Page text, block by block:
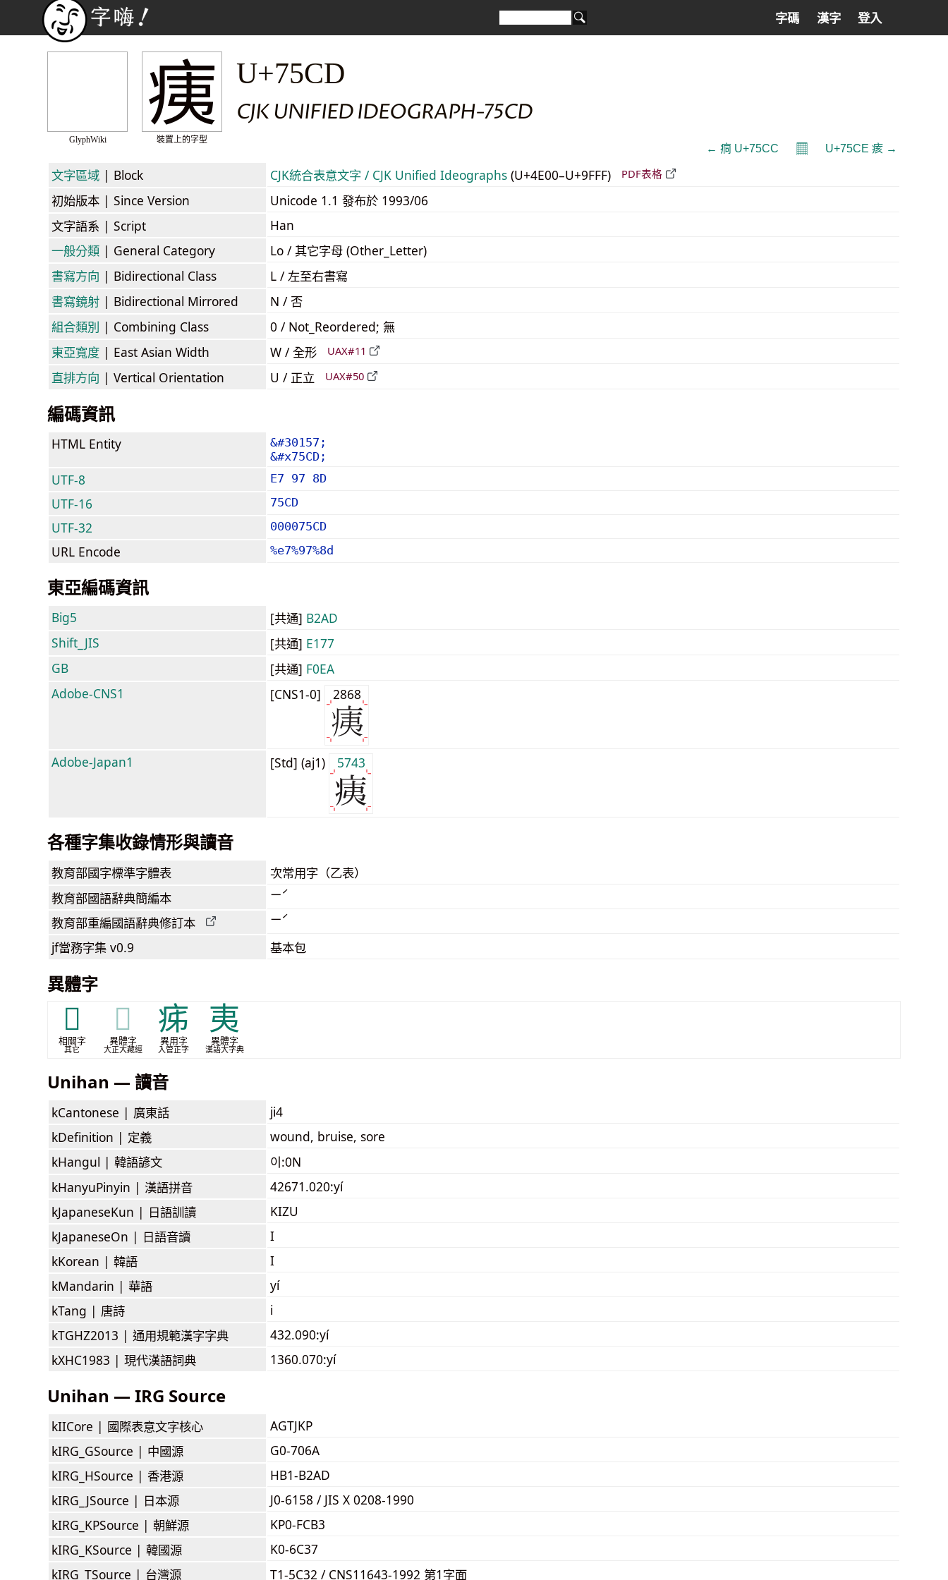
字碼 漢字 登入
GlyphWiki
痍
裝置上的字型
U+75CD
CJK UNIFIED IDEOGRAPH-75CD
← 痌 U+75CC 𝄜 U+75CE 痎 →
文字區域 | Block CJK統合表意文字 / CJK Unified Ideographs (U+4E00–U+9FFF) PDF表格
初始版本 | Since Version
Unicode 1.1 發布於 1993/06
文字語系 | Script
Han
一般分類 | General Category
Lo / 其它字母 (Other_Letter)
書寫方向 | Bidirectional Class
L / 左至右書寫
書寫鏡射 | Bidirectional Mirrored
N / 否
組合類別 | Combining Class
0 / Not_Reordered; 無
東亞寬度 | East Asian Width W / 全形 UAX#11
直排方向 | Vertical Orientation U / 正立 UAX#50
編碼資訊
HTML Entity
&#30157;
&#x75CD;
UTF-8 E7 97 8D
UTF-16 75CD
UTF-32 000075CD
URL Encode %e7%97%8d
東亞編碼資訊
Big5 [共通] B2AD
Shift_JIS
[共通] E177
GB
[共通] F0EA
Adobe-CNS1
[CNS1-0] 2868
Adobe-Japan1 [Std] (aj1) 5743
各種字集收錄情形與讀音
教育部國字標準字體表 次常用字（乙表）
教育部國語辭典簡編本 ㄧˊ
教育部重編國語辭典修訂本 ㄧˊ
jf當務字集 v0.9 基本包
異體字
𭙚
相關字
其它
𭙚
異體字
大正大藏經
㾅
異用字
入管正字
夷
異體字
漢語大字典
Unihan — 讀音
kCantonese | 廣東話
ji4
kDefinition | 定義
wound, bruise, sore
kHangul | 韓語諺文
이:0N
kHanyuPinyin | 漢語拼音
42671.020:yí
kJapaneseKun | 日語訓讀
KIZU
kJapaneseOn | 日語音讀
I
kKorean | 韓語
I
kMandarin | 華語
yí
kTang | 唐詩
i
kTGHZ2013 | 通用規範漢字字典
432.090:yí
kXHC1983 | 現代漢語詞典 1360.070:yí
Unihan — IRG Source
kIICore | 國際表意文字核心
AGTJKP
kIRG_GSource | 中國源
G0-706A
kIRG_HSource | 香港源
HB1-B2AD
kIRG_JSource | 日本源
J0-6158 / JIS X 0208-1990
kIRG_KPSource | 朝鮮源
KP0-FCB3
kIRG_KSource | 韓國源
K0-6C37
kIRG_TSource | 台灣源
T1-5C32 / CNS11643-1992 第1字面